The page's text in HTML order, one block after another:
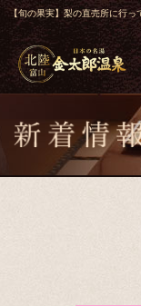
【旬の果実】梨の直売所に行っ